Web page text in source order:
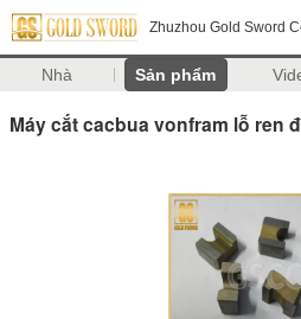
Zhuzhou Gold Sword
Nhà Sản phẩm
Máy cắt cacbua vonfram lỗ ren